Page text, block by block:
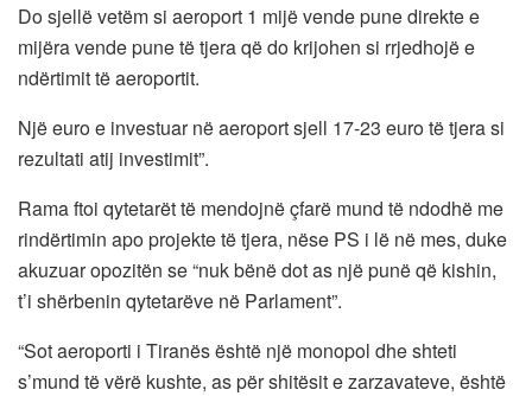
Do sjellë vetëm si aeroport 1 mijë vende pune direkte e
mijëra vende pune të tjera që do krijohen si rrjedhojë e
ndërtimit të aeroportit.
Një euro e investuar në aeroport sjell 17-23 euro të tjera si
rezultati atij investimit”.
Rama ftoi qytetarët të mendojnë çfarë mund të ndodhë me
rindërtimin apo projekte të tjera, nëse PS i lë në mes, duke
akuzuar opozitën se “nuk bënë dot as një punë që kishin,
t’i shërbenin qytetarëve në Parlament”.
“Sot aeroporti i Tiranës është një monopol dhe shteti
s’mund të vërë kushte, as për shitësit e zarzavateve, është